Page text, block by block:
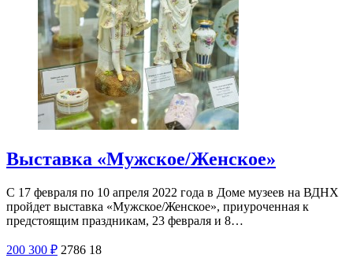
Выставка «Мужское/Женское»
С 17 февраля по 10 апреля 2022 года в Доме музеев на ВДНХ
пройдет выставка «Мужское/Женское», приуроченная к
предстоящим праздникам, 23 февраля и 8…
200 300 ₽ 2786 18